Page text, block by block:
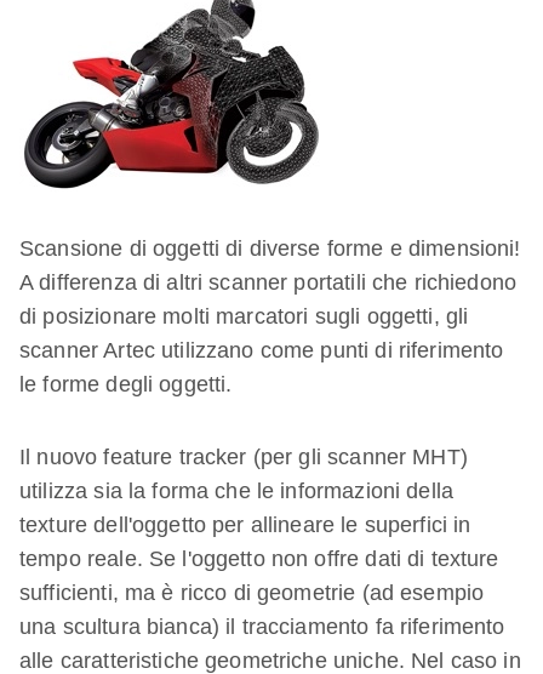
Scansione di oggetti di diverse forme e dimensioni!
A differenza di altri scanner portatili che richiedono
di posizionare molti marcatori sugli oggetti, gli
scanner Artec utilizzano come punti di riferimento
le forme degli oggetti.
Il nuovo feature tracker (per gli scanner MHT)
utilizza sia la forma che le informazioni della
texture dell'oggetto per allineare le superfici in
tempo reale. Se l'oggetto non offre dati di texture
sufficienti, ma è ricco di geometrie (ad esempio
una scultura bianca) il tracciamento fa riferimento
alle caratteristiche geometriche uniche. Nel caso in